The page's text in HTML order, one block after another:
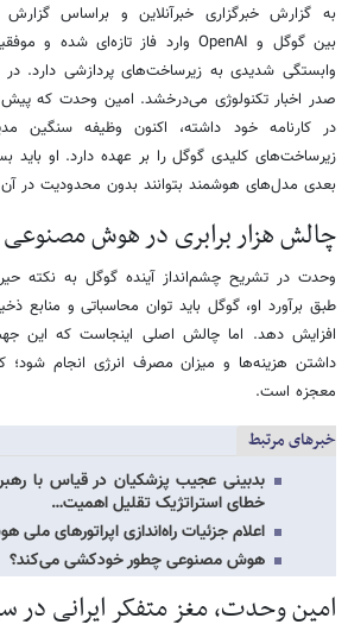
به گزارش خبرگزاری خبرآنلاین و براساس
وابستگی شدیدی به زیرساخت‌های پردازشی دارد. در
صدر اخبار تکنولوژی می‌درخشد. امین وحدت که پیش
در کارنامه خود داشته، اکنون وظیفه سنگین
زیرساخت‌های کلیدی گوگل را بر عهده دارد. او باید
بعدی مدل‌های هوشمند بتوانند بدون محدودیت در
چالش هزار برابری در هوش
وحدت در تشریح چشم‌انداز آینده گوگل به نکته
طبق برآورد او، گوگل باید توان محاسباتی و منابع
افزایش دهد. اما چالش اصلی اینجاست که این
داشتن هزینه‌ها و میزان مصرف انرژی انجام شود؛
معجزه است.
خبرهای مرتبط
بدبینی عجیب پزشکیان در قیاس با
خطای استراتژیک تقلیل اهمیت…
اعلام جزئیات راه‌اندازی اپراتورهای
هوش مصنوعی چطور خودکشی می‌کند؟
امین وحدت، مغز متفکر ایرانی در